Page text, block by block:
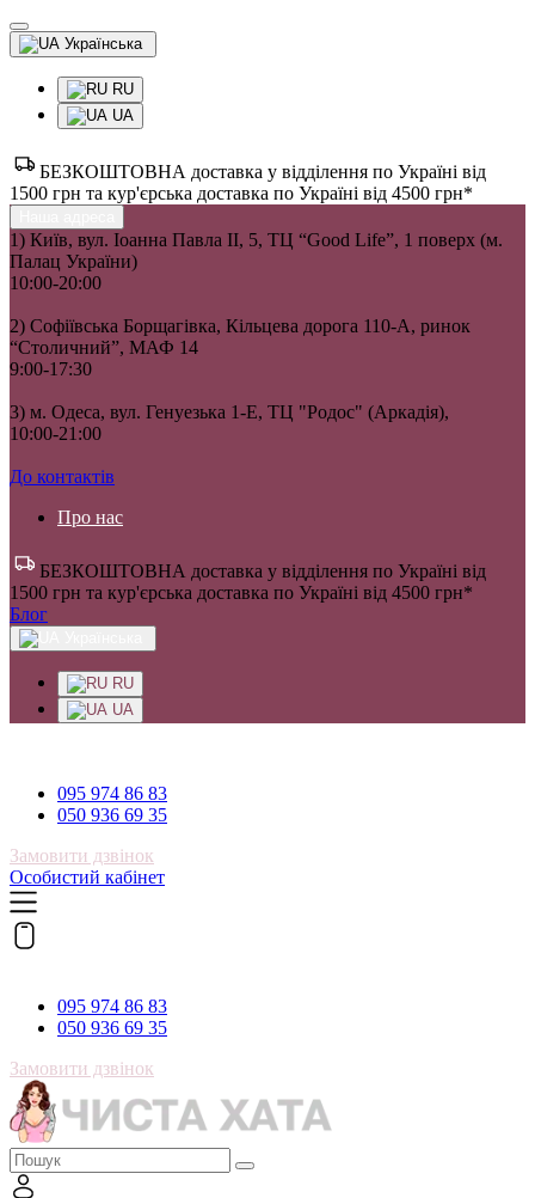
Українська
RU
UA
БЕЗКОШТОВНА доставка у відділення по Україні від
1500 грн та кур'єрська доставка по Україні від 4500 грн*
1) Київ, вул. Іоанна Павла II, 5, ТЦ “Good Life”, 1 поверх (м.
Палац України)
10:00-20:00
2) Софіївська Борщагівка, Кільцева дорога 110-А, ринок
“Столичний”, МАФ 14
9:00-17:30
3) м. Одеса, вул. Генуезька 1-Е, ТЦ "Родос" (Аркадія),
10:00-21:00
До контактів
Про нас
БЕЗКОШТОВНА доставка у відділення по Україні від
1500 грн та кур'єрська доставка по Україні від 4500 грн*
Блог
RU
UA
095 974 86 83
050 936 69 35
Замовити дзвінок
Особистий кабінет
095 974 86 83
050 936 69 35
Замовити дзвінок